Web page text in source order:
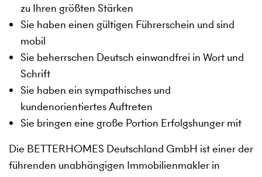
zu Ihren größten Stärken
Sie haben einen gültigen Führerschein und sind
mobil
Sie beherrschen Deutsch einwandfrei in Wort und
Schrift
Sie haben ein sympathisches und
kundenorientiertes Auftreten
Sie bringen eine große Portion Erfolgshunger mit
Die BETTERHOMES Deutschland GmbH ist einer der
führenden unabhängigen Immobilienmakler in